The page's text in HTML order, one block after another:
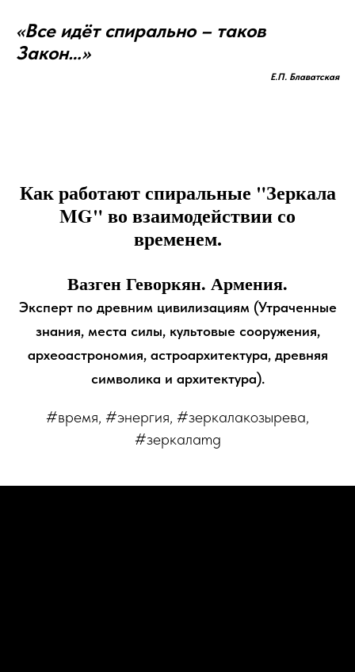
«Все идёт спирально – таков
Закон…»
Е.П. Блаватская
Как работают спиральные "Зеркала
MG" во взаимодействии со
временем.
Вазген Геворкян. Армения.
Эксперт по древним цивилизациям (Утраченные
знания, места силы, культовые сооружения,
археоастрономия, астроархитектура, древняя
символика и архитектура).
#время, #энергия, #зеркалакозырева,
#зеркалаmg